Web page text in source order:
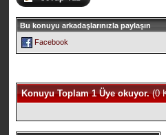
Bu konuyu arkadaşlarınızla paylaşın
Facebook
Konuyu Toplam 1 Üye okuyor.(0